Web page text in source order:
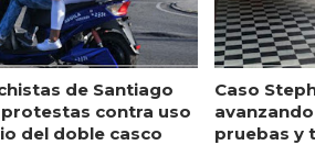
de Santiago
protestas contra uso
del doble casco
Caso
pruebas y